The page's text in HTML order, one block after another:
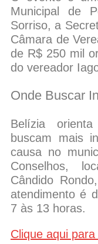
Municipal de
Sorriso, a
Câmara de
de R$ 250 mil
do vereador
Onde Buscar
Belízia
buscam mais
causa no
Conselhos,
Cândido
atendimento é
7 às 13 horas.
Clique aqui